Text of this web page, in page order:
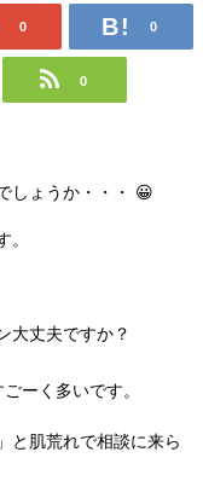
0 0
0
しょうか・・・ 😀
。
大丈夫ですか？
ーく多いです。
と肌荒れで相談に来ら